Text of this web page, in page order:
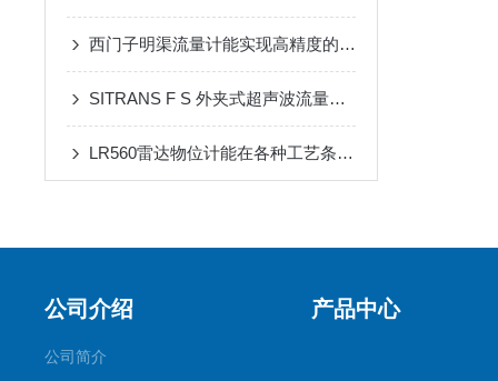
西门子明渠流量计能实现高精度的液位测量
SITRANS F S 外夹式超声波流量计应用案例
LR560雷达物位计能在各种工艺条件下提供准确测量结果
公司介绍
公司简介
产品中心